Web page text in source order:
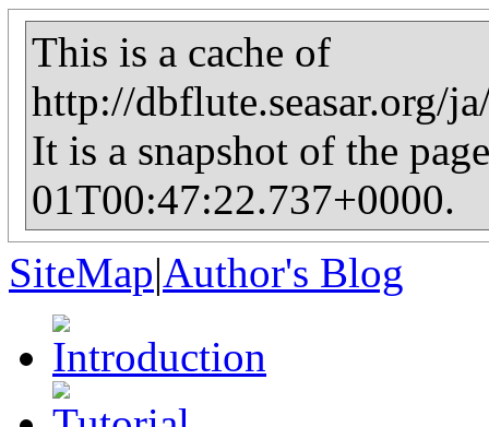
This is a cache of
http://dbflute.seasar.org/
It is a snapshot of the
01T00:47:22.737+0000.
SiteMap|Author's Blog